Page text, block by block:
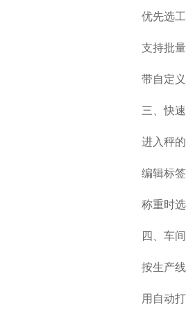
优先选
支持批
带自定
三、快
进入秤
编辑标
称重时
四、车
按生产
用自动